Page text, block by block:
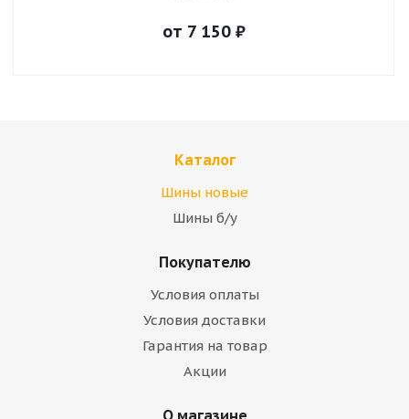
от 7 150₽
Каталог
Шины новые
Шины б/у
Покупателю
Условия оплаты
Условия доставки
Гарантия на товар
Акции
О магазине